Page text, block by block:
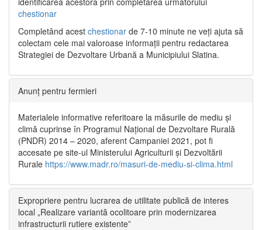
chestionar
Completând acest chestionar de 7-10 minute ne veți ajuta să
colectam cele mai valoroase informații pentru redactarea
Strategiei de Dezvoltare Urbană a Municipiului Slatina.
Anunț pentru fermieri
Materialele informative referitoare la măsurile de mediu și
climă cuprinse în Programul Național de Dezvoltare Rurală
(PNDR) 2014 – 2020, aferent Campaniei 2021, pot fi
accesate pe site-ul Ministerului Agriculturii și Dezvoltării
Rurale https://www.madr.ro/masuri-de-mediu-si-clima.html
Expropriere pentru lucrarea de utilitate publică de interes
local „Realizare variantă ocolitoare prin modernizarea
infrastructurii rutiere existente”